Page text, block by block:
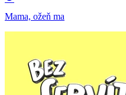
Mama, ožeň ma